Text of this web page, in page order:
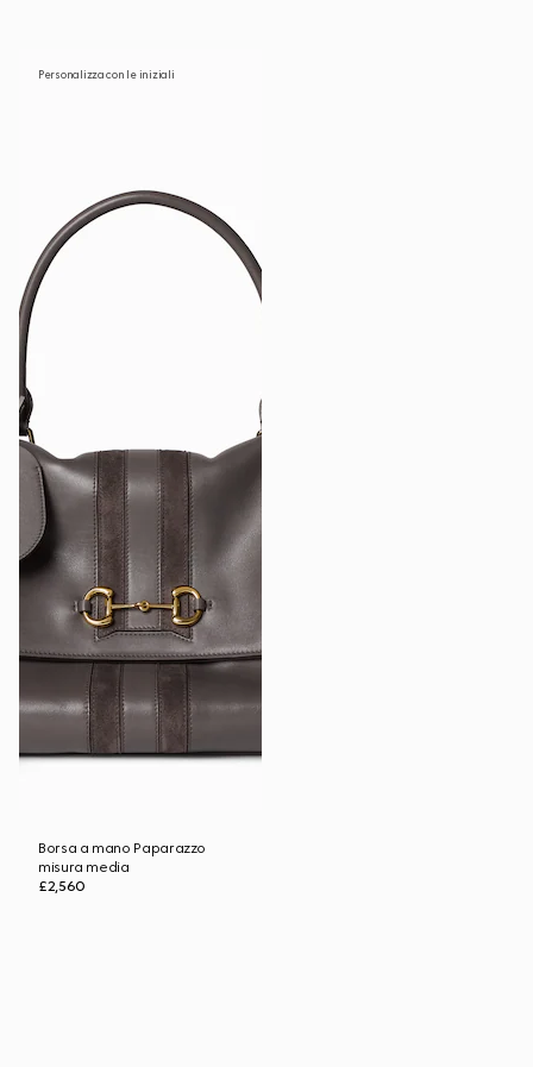
Personalizza con le iniziali
Borsa a mano Paparazzo
misura media
£2,560